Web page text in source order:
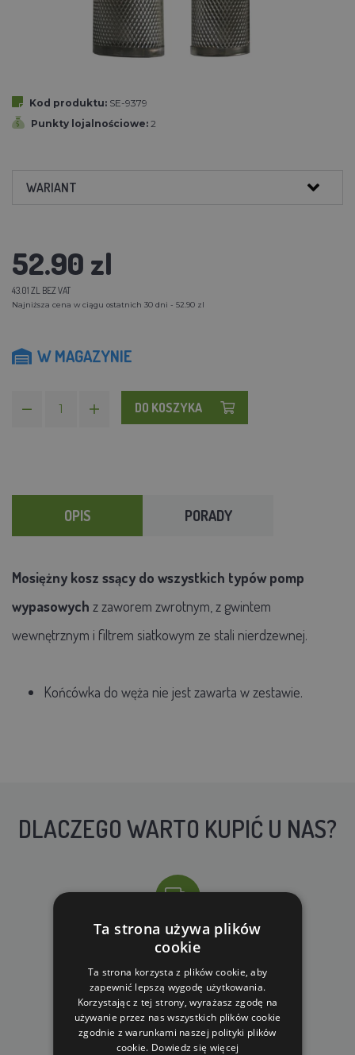
Kod produktu: SE-9379
Punkty lojalnościowe: 2
WARIANT
52.90 zl
43.01 ZL BEZ VAT
Najniższa cena w ciągu ostatnich 30 dni - 52.90 zl
W MAGAZYNIE
DO KOSZYKA
OPIS PORADY
Mosiężny kosz ssący do wszystkich typów pomp
wypasowych z zaworem zwrotnym, z gwintem
wewnętrznym i filtrem siatkowym ze stali nierdzewnej.
Końcówka do węża nie jest zawarta w zestawie.
DLACZEGO WARTO KUPIĆ U NAS?
DARMOWA WYSYŁKA
dla zamówień od 690 zł z VAT
Ta strona używa plików
cookie
Ta strona korzysta z plików cookie, aby
zapewnić lepszą wygodę użytkowania.
Korzystając z tej strony, wyrażasz zgodę na
używanie przez nas wszystkich plików cookie
zgodnie z warunkami naszej polityki plików
cookie. Dowiedz się więcej